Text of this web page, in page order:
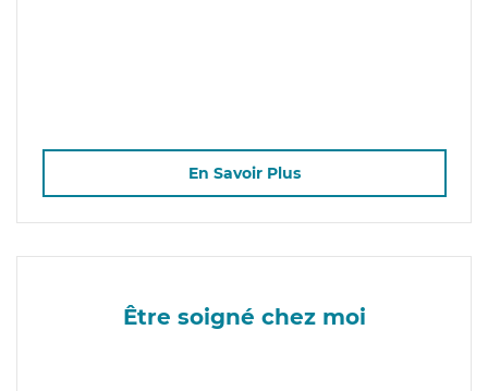
En Savoir Plus
Être soigné chez moi